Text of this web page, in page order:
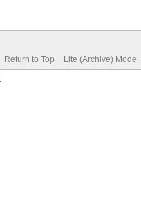
Return to Top Lite (Archive) Mode